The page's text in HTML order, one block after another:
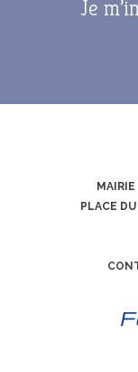
Je
PLACE